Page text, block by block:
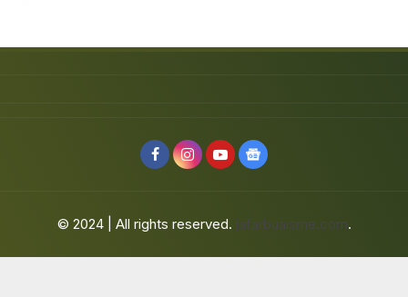
© 2024 | All rights reserved. jafarbuaisme.com.